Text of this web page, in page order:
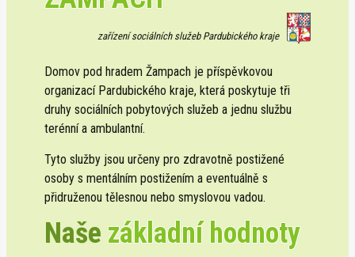
zařízení sociálních služeb Pardubického kraje
Domov pod hradem Žampach je příspěvkovou
organizací Pardubického kraje, která poskytuje tři
druhy sociálních pobytových služeb a jednu službu
terénní a ambulantní.
Tyto služby jsou určeny pro zdravotně postižené
osoby s mentálním postižením a eventuálně s
přidruženou tělesnou nebo smyslovou vadou.
Naše základní hodnoty